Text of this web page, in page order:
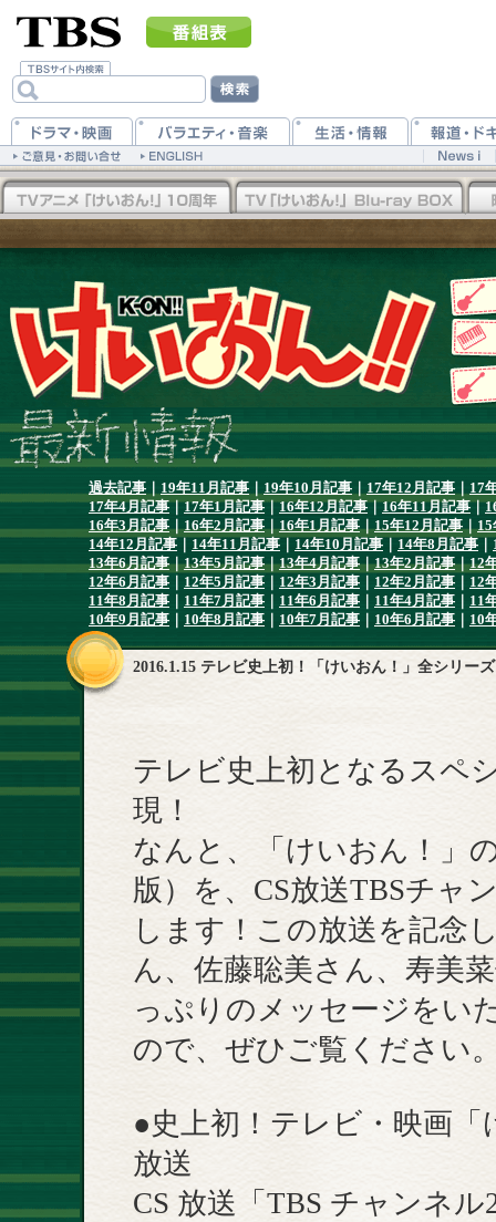
過去記事 19年11月記事 19年10月記事 17年12月記事
17
17年4月記事｜17年1月記事｜16年12月記事｜16年11月記事｜
16年3月記事｜16年2月記事｜16年1月記事｜15年12月記事｜15
14年12月記事
14年11月記事 14年10月記事 14年8月記事
13年6月記事｜13年5月記事｜13年4月記事｜13年2月記事｜12
12年6月記事
12年5月記事 12年3月記事 12年2月記事
12
11年8月記事
11年7月記事 11年6月記事 11年4月記事
11
10年9月記事
10年8月記事 10年7月記事 10年6月記事 10
2016.1.15 テレビ史上初！「けいおん！」全シリー
テレビ史上初となるスペ
現！
なんと、「けいおん！」
版）を、CS放送TBSチャ
します！この放送を記念
ん、佐藤聡美さん、寿美
っぷりのメッセージをい
ので、ぜひご覧ください
●史上初！テレビ・映画
放送
CS 放送「TBS チャンネ